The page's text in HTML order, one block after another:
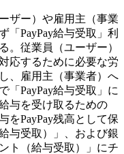
ザー）や雇用主（事業
「PayPay給与受取」利
。従業員（ユーザー）
応するために必要な労
、雇用主（事業者）へ
「PayPay給与受取」に
与を受け取るための
をPayPay残高として保
与受取）」、および銀
ト（給与受取）」にチ